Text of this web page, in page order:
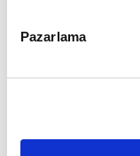
Pazarlama